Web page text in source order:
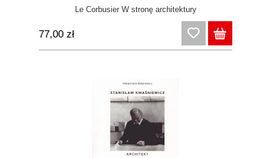
Le Corbusier W stronę architektury
77,00 zł